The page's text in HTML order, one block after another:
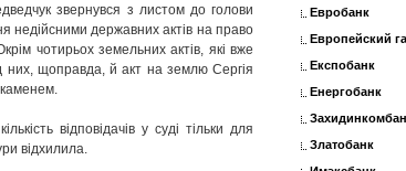
звернувся з листом до голови
недійсними державних актів на право
чотирьох земельних актів, які вже
них, щоправда, й акт на землю Сергія
відповідачів у суді тільки для
відхилила.
Евробанк
Европейский
Експобанк
Енергобанк
Златобанк